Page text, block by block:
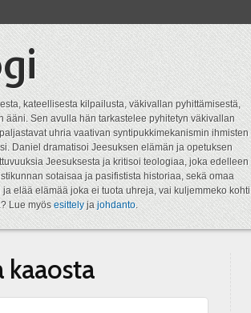
kateellisesta kilpailusta, väkivallan pyhittämisestä,
Sen avulla hän tarkastelee pyhitetyn väkivallan
uhria vaativan syntipukkimekanismin ihmisten
Daniel dramatisoi Jeesuksen elämän ja opetuksen
Jeesuksesta ja kritisoi teologiaa, joka edelleen
sotaisaa ja pasifistista historiaa, sekä omaa
elää elämää joka ei tuota uhreja, vai kuljemmeko kohti
Lue myösesittelyjajohdanto.